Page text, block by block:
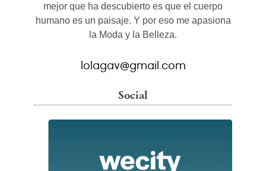
mejor que ha descubierto es que el cuerpo
humano es un paisaje. Y por eso me apasiona
la Moda y la Belleza.
lolagav@gmail.com
Social